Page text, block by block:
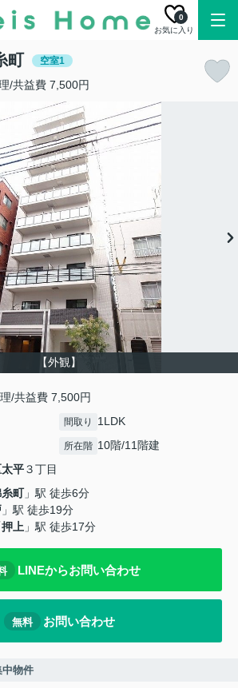
お気に入り
0
町 空室1
/共益費 7,500円
【外観】
/共益費 7,500円
間取り 1LDK
所在階 10階/11階建
太平３丁目
町」駅 徒歩6分
」駅 徒歩19分
押上 」駅 徒歩17分
LINEからお問い合わせ
無料 お問い合わせ
中物件